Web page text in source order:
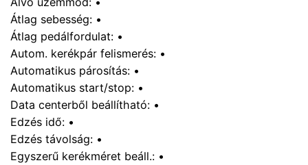
Átlag sebesség: •
Átlag pedálfordulat: •
Autom. kerékpár felismerés: •
Automatikus párosítás: •
Automatikus start/stop: •
Data centerből beállítható: •
Edzés idő: •
Edzés távolság: •
Egyszerű kerékméret beáll.: •